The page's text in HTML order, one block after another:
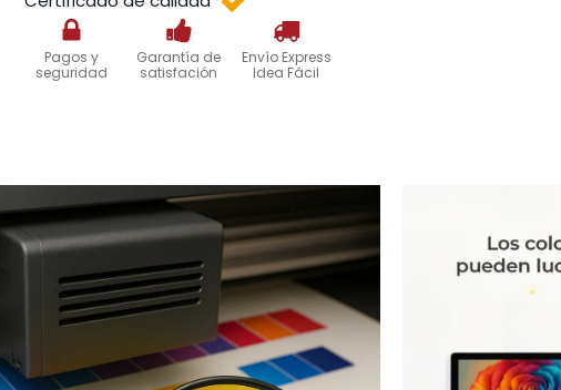
Pagos y
seguridad
Garantía de
satisfación
Envío Express
Idea Fácil